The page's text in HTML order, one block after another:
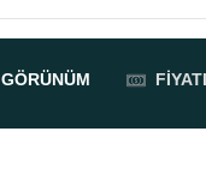
GÖRÜNÜM